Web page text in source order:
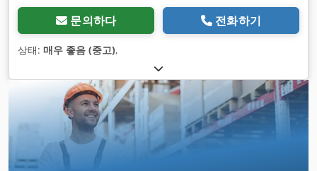
문의하다 전화하기
상태: 매우 좋음 (중고),